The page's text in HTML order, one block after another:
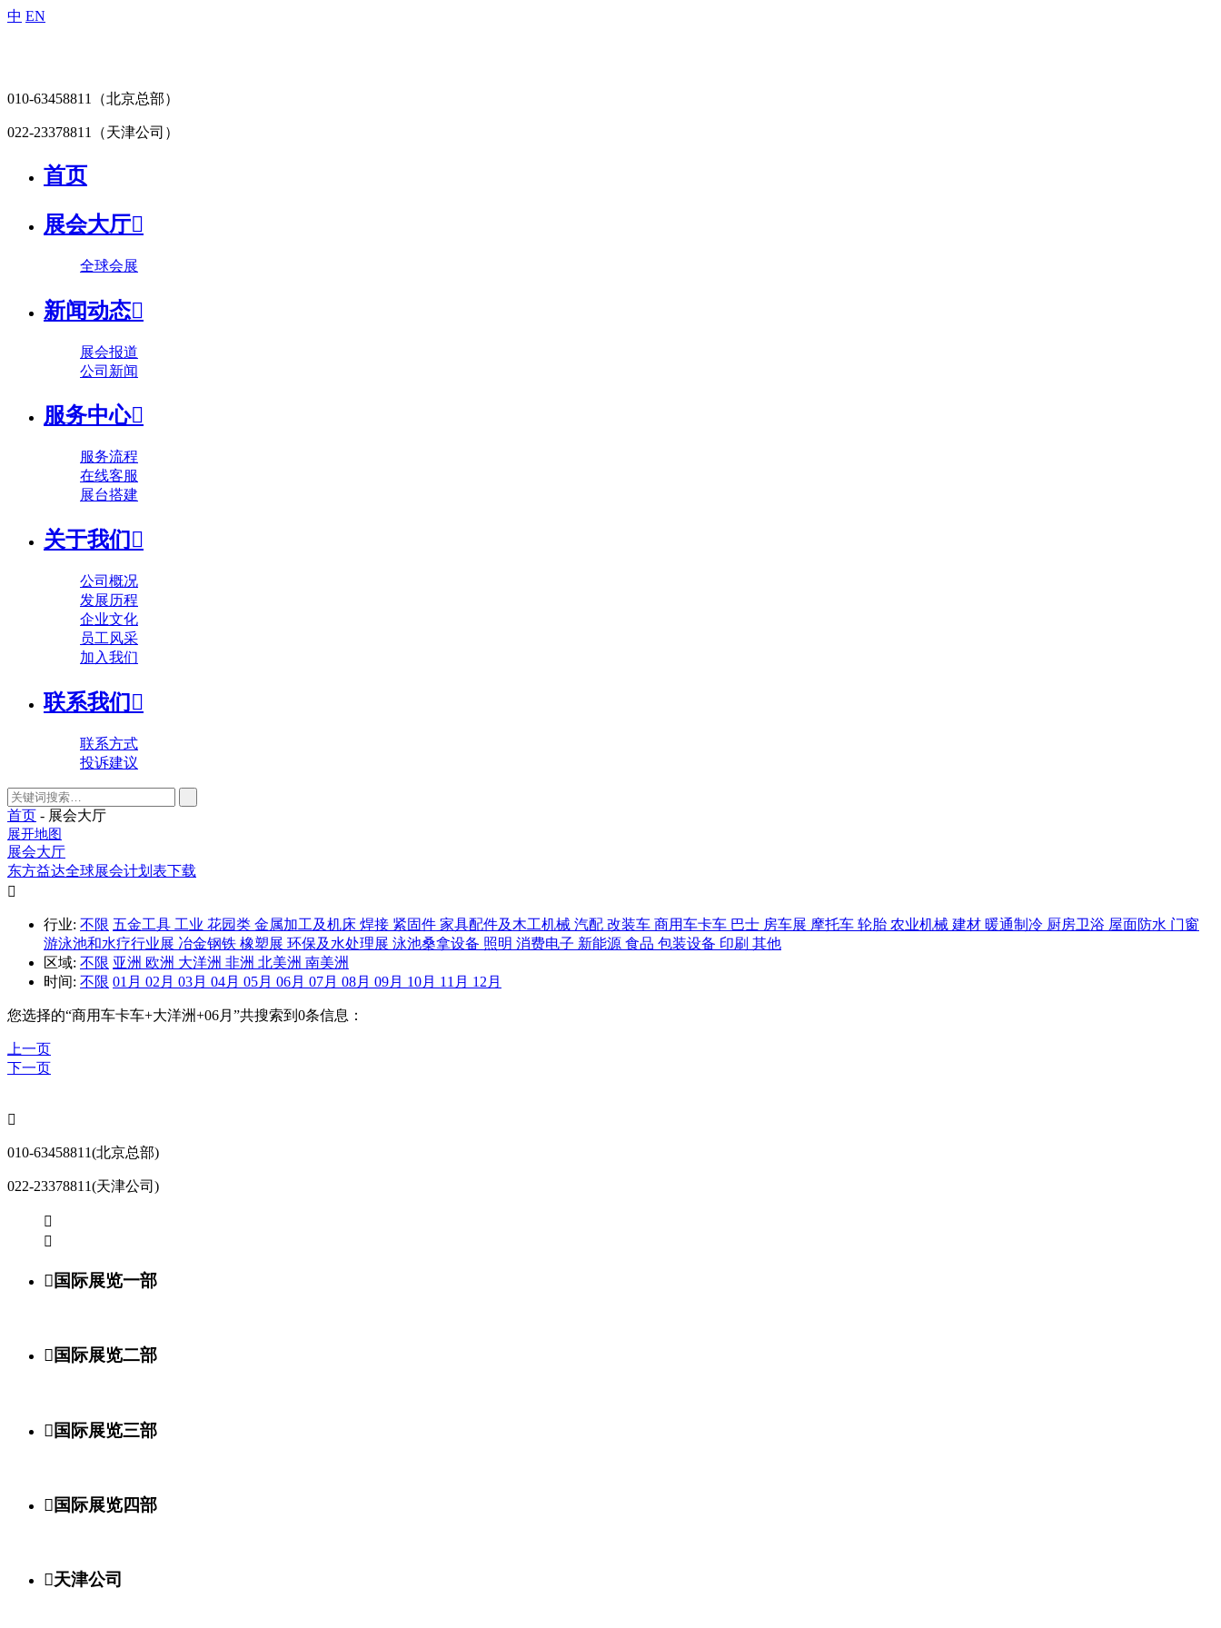
中 EN
010-63458811 （北京总部）
022-23378811 （天津公司）
首页
展会大厅
全球会展
新闻动态
展会报道
公司新闻
服务中心
服务流程
在线客服
展台搭建
关于我们 
公司概况
发展历程
企业文化
员工风采
加入我们
联系我们 
联系方式
投诉建议
首页 - 展会大厅
展开地图
展会大厅
东方益达全球展会计划表下载

行业: 不限 五金工具 工业 花园类 金属加工及机床 焊接 紧固件 家具配件及木工机械 汽配 改装车 商用车卡车 巴士 房车展 摩托车 轮胎 农业机械 建材 暖通制冷 厨房卫浴 屋面防水 门窗
游泳池和水疗行业展 冶金钢铁 橡塑展 环保及水处理展 泳池桑拿设备 照明 消费电子 新能源 食品 包装设备 印刷 其他
区域: 不限 亚洲 欧洲 大洋洲 非洲 北美洲 南美洲
时间: 不限 01月 02月 03月 04月 05月 06月 07月 08月 09月 10月 11月 12月
您选择的“商用车卡车+大洋洲+06月 ”共搜索到0条信息：
上一页
下一页

010-63458811(北京总部)
022-23378811(天津公司)


国际展览一部
国际展览二部
国际展览三部
国际展览四部
天津公司